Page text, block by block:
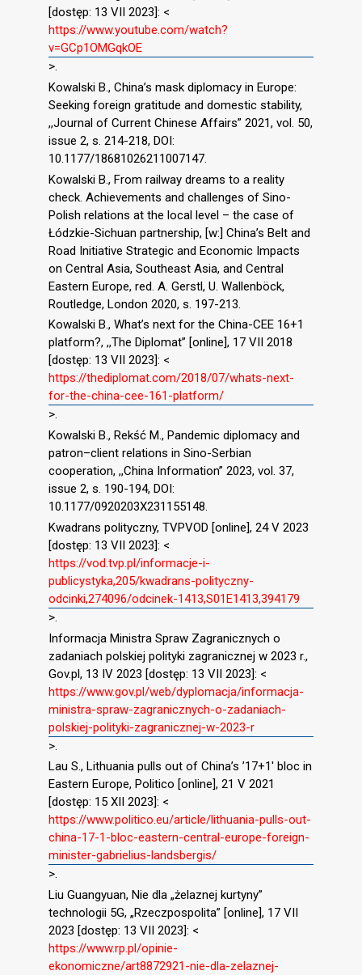
[dostęp: 13 VII 2023]: <
https://www.youtube.com/watch?
v=GCp1OMGqkOE
>.
Kowalski B., China’s mask diplomacy in Europe:
Seeking foreign gratitude and domestic stability,
,,Journal of Current Chinese Affairs” 2021, vol. 50,
issue 2, s. 214-218, DOI:
10.1177/18681026211007147.
Kowalski B., From railway dreams to a reality
check. Achievements and challenges of Sino-
Polish relations at the local level – the case of
Łódzkie-Sichuan partnership, [w:] China’s Belt and
Road Initiative Strategic and Economic Impacts
on Central Asia, Southeast Asia, and Central
Eastern Europe, red. A. Gerstl, U. Wallenböck,
Routledge, London 2020, s. 197-213.
Kowalski B., What’s next for the China-CEE 16+1
platform?, ,,The Diplomat” [online], 17 VII 2018
[dostęp: 13 VII 2023]: <
https://thediplomat.com/2018/07/whats-next-
for-the-china-cee-161-platform/
>.
Kowalski B., Rekść M., Pandemic diplomacy and
patron–client relations in Sino-Serbian
cooperation, ,,China Information” 2023, vol. 37,
issue 2, s. 190-194, DOI:
10.1177/0920203X231155148.
Kwadrans polityczny, TVPVOD [online], 24 V 2023
[dostęp: 13 VII 2023]: <
https://vod.tvp.pl/informacje-i-
publicystyka,205/kwadrans-polityczny-
odcinki,274096/odcinek-1413,S01E1413,394179
>.
Informacja Ministra Spraw Zagranicznych o
zadaniach polskiej polityki zagranicznej w 2023 r.,
Gov.pl, 13 IV 2023 [dostęp: 13 VII 2023]: <
https://www.gov.pl/web/dyplomacja/informacja-
ministra-spraw-zagranicznych-o-zadaniach-
polskiej-polityki-zagranicznej-w-2023-r
>.
Lau S., Lithuania pulls out of China’s ’17+1′ bloc in
Eastern Europe, Politico [online], 21 V 2021
[dostęp: 15 XII 2023]: <
https://www.politico.eu/article/lithuania-pulls-out-
china-17-1-bloc-eastern-central-europe-foreign-
minister-gabrielius-landsbergis/
>.
Liu Guangyuan, Nie dla „żelaznej kurtyny”
technologii 5G, „Rzeczpospolita” [online], 17 VII
2023 [dostęp: 13 VII 2023]: <
https://www.rp.pl/opinie-
ekonomiczne/art8872921-nie-dla-zelaznej-